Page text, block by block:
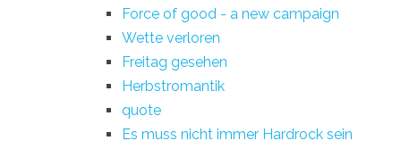
Force of good - a new campaign
Wette verloren
Freitag gesehen
Herbstromantik
quote
Es muss nicht immer Hardrock sein